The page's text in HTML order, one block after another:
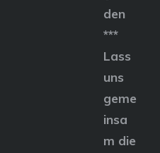
den
***
Lass
uns
geme
insa
m die